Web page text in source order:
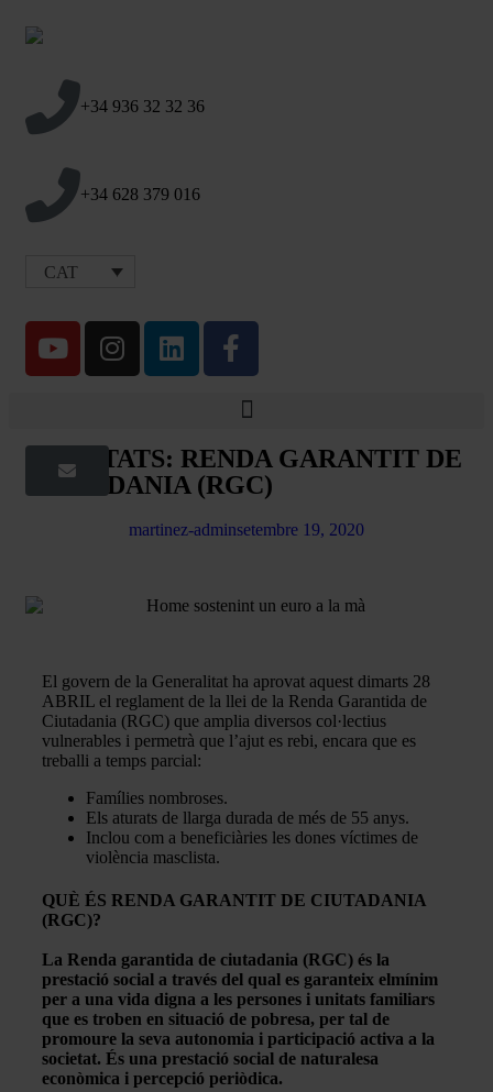
+34 936 32 32 36
+34 628 379 016
CAT
NOVETATS: RENDA GARANTIT DE
CIUTADANIA (RGC)
martinez-adminsetembre 19, 2020
El govern de la Generalitat ha aprovat aquest dimarts 28
ABRIL el reglament de la llei de la Renda Garantida de
Ciutadania (RGC) que amplia diversos col·lectius
vulnerables i permetrà que l’ajut es rebi, encara que es
treballi a temps parcial:
Famílies nombroses.
Els aturats de llarga durada de més de 55 anys.
Inclou com a beneficiàries les dones víctimes de
violència masclista.
QUÈ ÉS RENDA GARANTIT DE CIUTADANIA
(RGC)?
La Renda garantida de ciutadania (RGC) és la
prestació social a través del qual es garanteix elmínim
per a una vida digna a les persones i unitats familiars
que es troben en situació de pobresa, per tal de
promoure la seva autonomia i participació activa a la
societat. És una prestació social de naturalesa
econòmica i percepció periòdica.